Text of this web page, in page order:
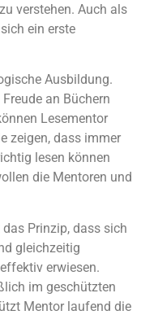
verstehen. Auch als
ein erste
Ausbildung.
an Büchern
Lesementor
zeigen, dass immer
lesen können
die Mentoren und
Prinzip, dass sich
gleichzeitig
erwiesen.
im geschützten
Mentor laufend die